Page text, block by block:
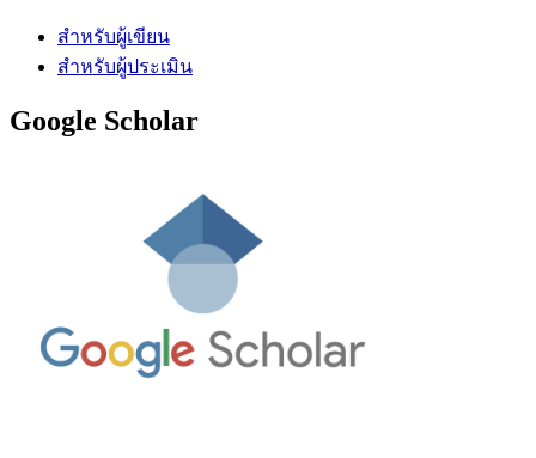
สำหรับผู้เขียน
สำหรับผู้ประเมิน
Google Scholar